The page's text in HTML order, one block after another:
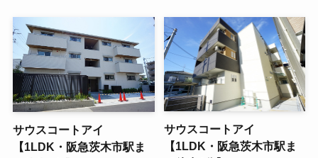
サウスコートアイ
【1LDK・阪急茨木市駅ま
サウスコートアイ
【1LDK・阪急茨木市駅ま